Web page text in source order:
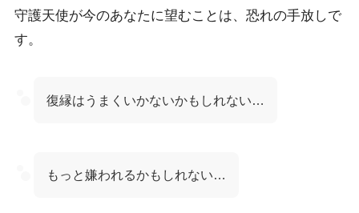
守護天使が今のあなたに望むことは、恐れの手放しで
す。
復縁はうまくいかないかもしれない…
もっと嫌われるかもしれない…